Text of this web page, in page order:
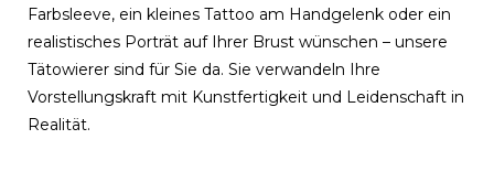
Farbsleeve, ein kleines Tattoo am Handgelenk oder ein
realistisches Porträt auf Ihrer Brust wünschen – unsere
Tätowierer sind für Sie da. Sie verwandeln Ihre
Vorstellungskraft mit Kunstfertigkeit und Leidenschaft in
Realität.